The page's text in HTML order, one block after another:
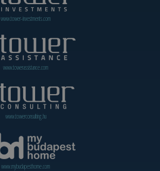
www.tower-investments.com
www.towerassistance.com
www.towerconsulting.hu
www.mybudapesthome.com